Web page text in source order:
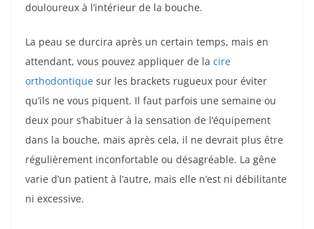
douloureux à l’intérieur de la bouche.
La peau se durcira après un certain temps, mais en
attendant, vous pouvez appliquer de la cire
orthodontique sur les brackets rugueux pour éviter
qu’ils ne vous piquent. Il faut parfois une semaine ou
deux pour s’habituer à la sensation de l’équipement
dans la bouche, mais après cela, il ne devrait plus être
régulièrement inconfortable ou désagréable. La gêne
varie d’un patient à l’autre, mais elle n’est ni débilitante
ni excessive.